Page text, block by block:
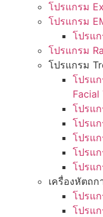
โปรแกรม
โปรแกรม
โปรแ
โปรแกรม
โปรแกรม
โปรแ
Facial
โปรแ
โปรแ
โปรแ
โปรแ
โปรแ
เครื่องหัตถก
โปรแ
โปรแ